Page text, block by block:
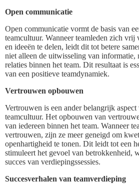
Open communicatie
Open communicatie vormt de basis van
teamcultuur. Wanneer teamleden zich vrij
en ideeën te delen, leidt dit tot betere
niet alleen de uitwisseling van informatie,
relaties binnen het team. Dit resultaat is
van een positieve teamdynamiek.
Vertrouwen opbouwen
Vertrouwen is een ander belangrijk aspect
teamcultuur. Het opbouwen van
van iedereen binnen het team. Wanneer
vertrouwen, zijn ze meer geneigd om
openhartigheid te tonen. Dit leidt tot een
stimuleert het gevoel van betrokkenheid,
succes van verdiepingssessies.
Succesverhalen van teamverdieping